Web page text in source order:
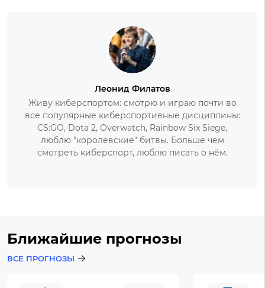
Леонид Филатов
Живу киберспортом: смотрю и играю почти во
все популярные киберспортивные дисциплины:
CS:GO, Dota 2, Overwatch, Rainbow Six Siege,
люблю "королевские" битвы. Больше чем
смотреть киберспорт, люблю писать о нём.
Ближайшие прогнозы
ВСЕ ПРОГНОЗЫ